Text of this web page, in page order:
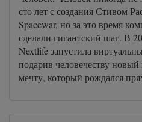
сто лет с создания Стивом
Spacewar, но за это время
сделали гигантский шаг. В
Nextlife запустила
подарив человечеству
мечту, который рождался